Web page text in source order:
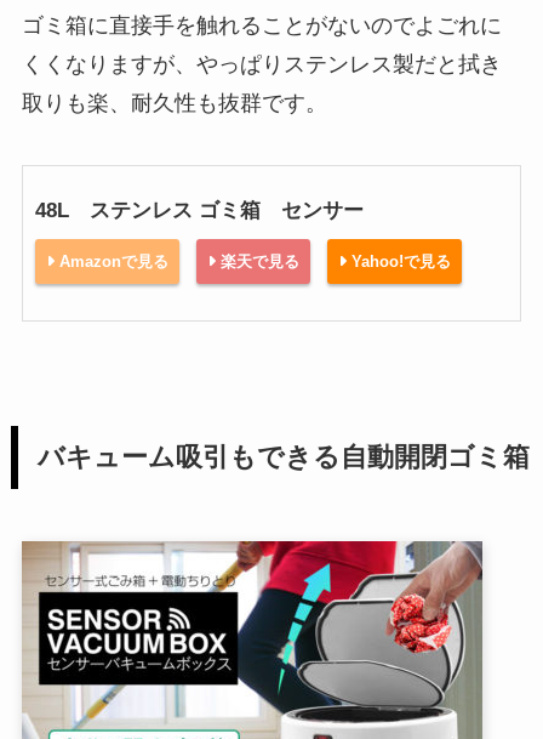
ゴミ箱に直接手を触れることがないのでよごれに
くくなりますが、やっぱりステンレス製だと拭き
取りも楽、耐久性も抜群です。
48L ステンレス ゴミ箱 センサー
Amazonで見る 楽天で見る Yahoo!で見る
バキューム吸引もできる自動開閉ゴミ箱